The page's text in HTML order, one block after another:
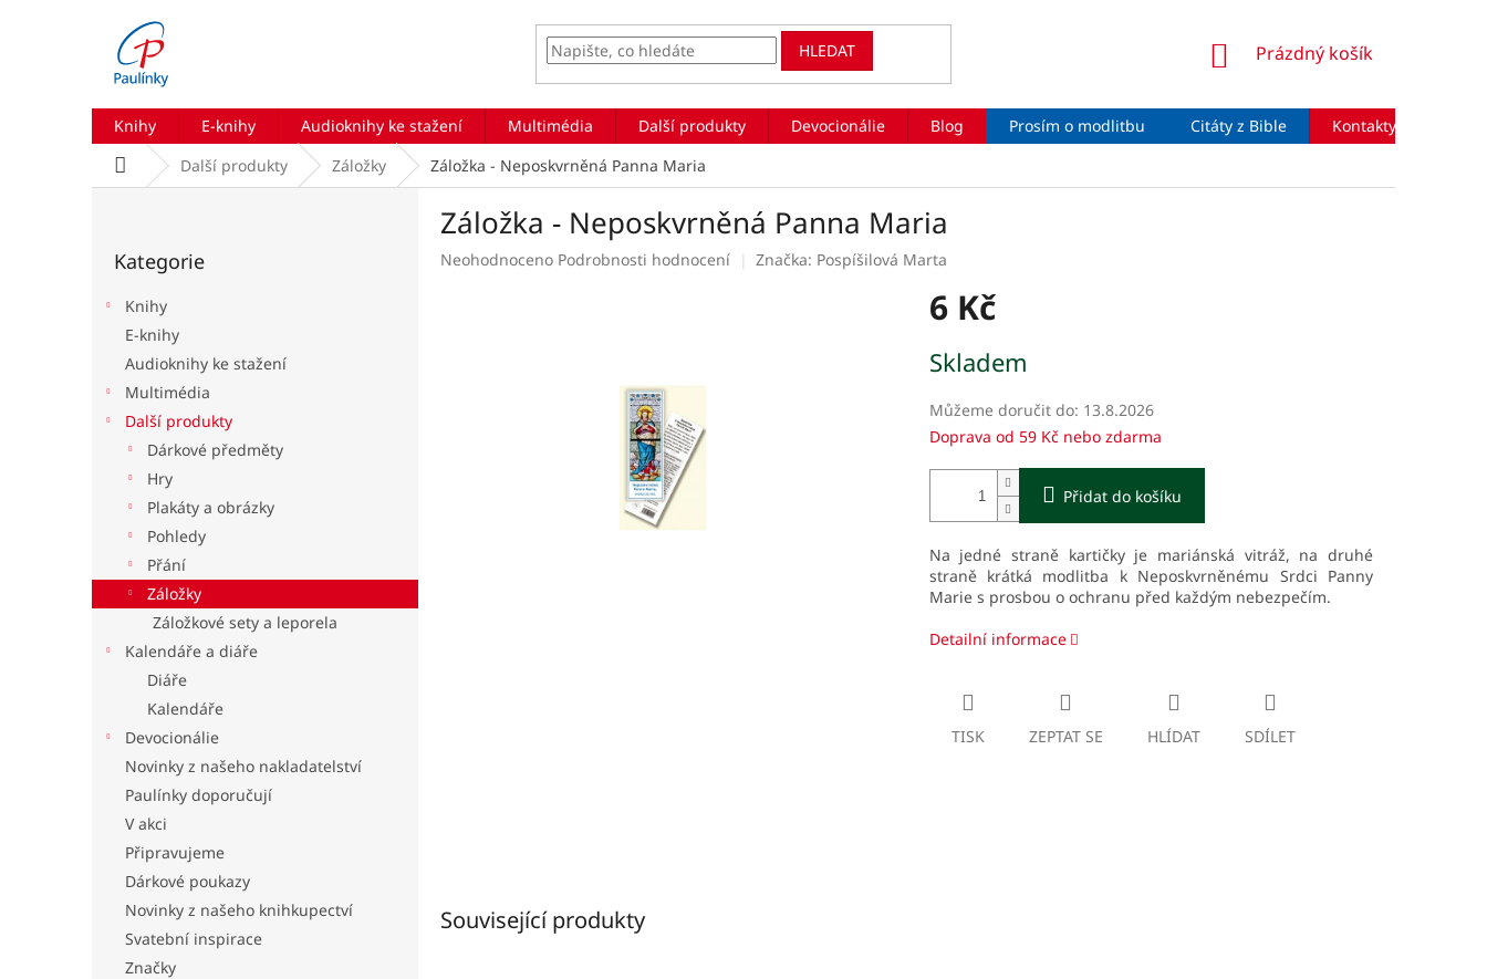
HLEDAT
NÁKUPNÍ
Prázdný košík
Knihy E-knihy Audioknihy ke stažení Multimédia Další produkty Devocionálie Blog Prosím o modlitbu Citáty z Bible Kontakty
Domů Další produkty Záložky Záložka - Neposkvrněná Panna Maria
kategorie
Kategorie
Knihy
E-knihy
Audioknihy ke stažení
Multimédia
Další produkty
Dárkové předměty
Hry
Plakáty a obrázky
Pohledy
Přání
Záložky
Záložkové sety a leporela
Kalendáře a diáře
Diáře
Kalendáře
Devocionálie
Novinky z našeho nakladatelství
Paulínky doporučují
V akci
Připravujeme
Dárkové poukazy
Novinky z našeho knihkupectví
Svatební inspirace
Značky
Záložka - Neposkvrněná Panna Maria
Průměrné
Neohodnoceno Podrobnosti hodnocení Značka: Pospíšilová Marta
6 Kč
cena:
Skladem
Můžeme doručit do: 13.8.2026
Doprava od 59 Kč nebo zdarma
Přidat do košíku
Na jedné straně kartičky je mariánská vitráž, na druhé
straně krátká modlitba k Neposkvrněnému Srdci Panny
Marie s prosbou o ochranu před každým nebezpečím.
Detailní informace
TISK ZEPTAT SE HLÍDAT SDÍLET
Související produkty